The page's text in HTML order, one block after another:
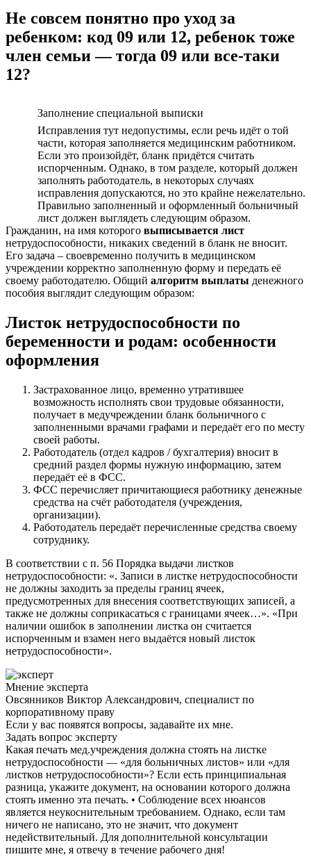
Не совсем понятно про уход за
ребенком: код 09 или 12, ребенок тоже
член семьи — тогда 09 или все-таки
12?
Заполнение специальной выписки
Исправления тут недопустимы, если речь идёт о той
части, которая заполняется медицинским работником.
Если это произойдёт, бланк придётся считать
испорченным. Однако, в том разделе, который должен
заполнять работодатель, в некоторых случаях
исправления допускаются, но это крайне нежелательно.
Правильно заполненный и оформленный больничный
лист должен выглядеть следующим образом.
Гражданин, на имя которого выписывается лист
нетрудоспособности, никаких сведений в бланк не вносит.
Его задача – своевременно получить в медицинском
учреждении корректно заполненную форму и передать её
своему работодателю. Общий алгоритм выплаты денежного
пособия выглядит следующим образом:
Листок нетрудоспособности по
беременности и родам: особенности
оформления
Застрахованное лицо, временно утратившее
возможность исполнять свои трудовые обязанности,
получает в медучреждении бланк больничного с
заполненными врачами графами и передаёт его по месту
своей работы.
Работодатель (отдел кадров / бухгалтерия) вносит в
средний раздел формы нужную информацию, затем
передаёт её в ФСС.
ФСС перечисляет причитающиеся работнику денежные
средства на счёт работодателя (учреждения,
организации).
Работодатель передаёт перечисленные средства своему
сотруднику.
В соответствии с п. 56 Порядка выдачи листков
нетрудоспособности: «. Записи в листке нетрудоспособности
не должны заходить за пределы границ ячеек,
предусмотренных для внесения соответствующих записей, а
также не должны соприкасаться с границами ячеек…». «При
наличии ошибок в заполнении листка он считается
испорченным и взамен него выдаётся новый листок
нетрудоспособности».
Мнение эксперта
Овсянников Виктор Александрович, специалист по
корпоративному праву
Если у вас появятся вопросы, задавайте их мне.
Задать вопрос эксперту
Какая печать мед.учреждения должна стоять на листке
нетрудоспособности — «для больничных листов» или «для
листков нетрудоспособности»? Если есть принципиальная
разница, укажите документ, на основании которого должна
стоять именно эта печать. • Соблюдение всех нюансов
является неукоснительным требованием. Однако, если там
ничего не написано, это не значит, что документ
недействительный. Для дополнительной консультации
пишите мне, я отвечу в течение рабочего дня!